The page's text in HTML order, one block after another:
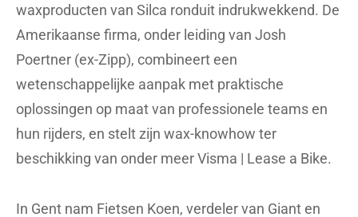
waxproducten van Silca ronduit indrukwekkend. De
Amerikaanse firma, onder leiding van Josh
Poertner (ex-Zipp), combineert een
wetenschappelijke aanpak met praktische
oplossingen op maat van professionele teams en
hun rijders, en stelt zijn wax-knowhow ter
beschikking van onder meer Visma | Lease a Bike.
In Gent nam Fietsen Koen, verdeler van Giant en